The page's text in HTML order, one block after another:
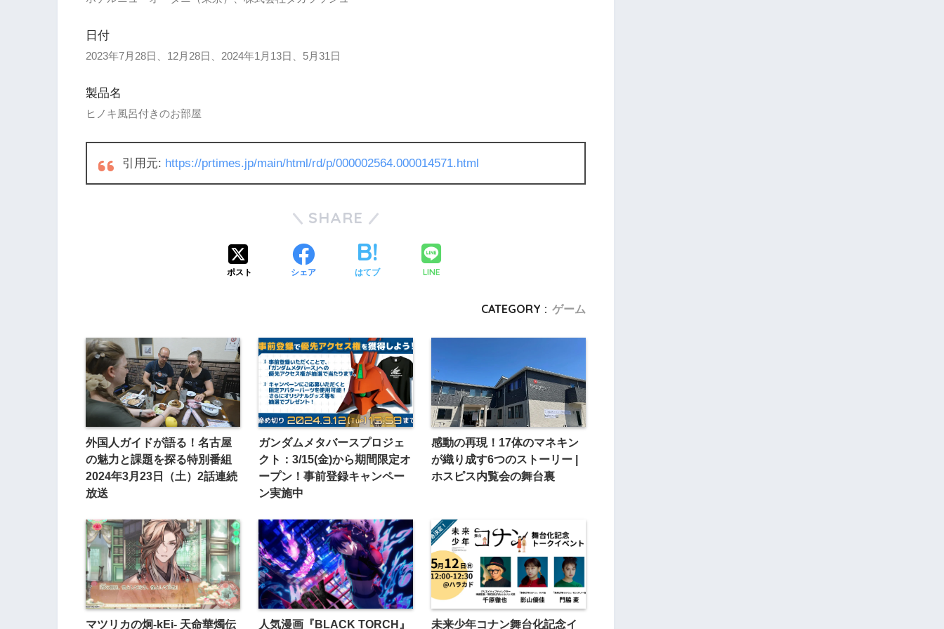
日付
2023年7月28日、12月28日、2024年1月13日、5月31日
製品名
ヒノキ風呂付きのお部屋
引用元: https://prtimes.jp/main/html/rd/p/000002564.000014571.html
SHARE
ポスト シェア はてブ LINE
CATEGORY : ゲーム
外国人ガイドが語る！名古屋
の魅力と課題を探る特別番組
2024年3月23日（土）2話連続
放送
ガンダムメタバースプロジェ
クト：3/15(金)から期間限定オ
ープン！事前登録キャンペー
ン実施中
感動の再現！17体のマネキン
が織り成す6つのストーリー |
ホスピス内覧会の舞台裏
マツリカの炯-kEi- 天命華燭伝 人気漫画『BLACK TORCH』 未来少年コナン舞台化記念イ